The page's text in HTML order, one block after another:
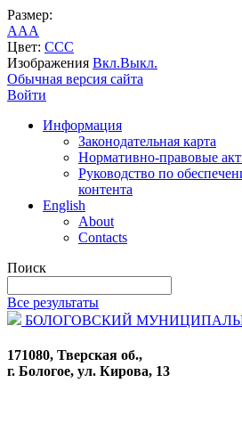
Размер:
AAA
Цвет: CCC
Изображения Вкл.Выкл.
Обычная версия сайта
Войти
Информация
Законодательная карта
Нормативно-правовые
Руководство по
контента
English
About
Contacts
Поиск
Все результаты
БОЛОГОВСКИЙ
171080, Тверская об.,
г. Бологое, ул. Кирова, 13